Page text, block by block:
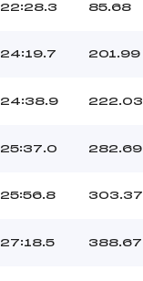
22:28.3 85.68
24:19.7 201.99
24:38.9 222.03
25:37.0 282.69
25:56.8 303.37
27:18.5 388.67